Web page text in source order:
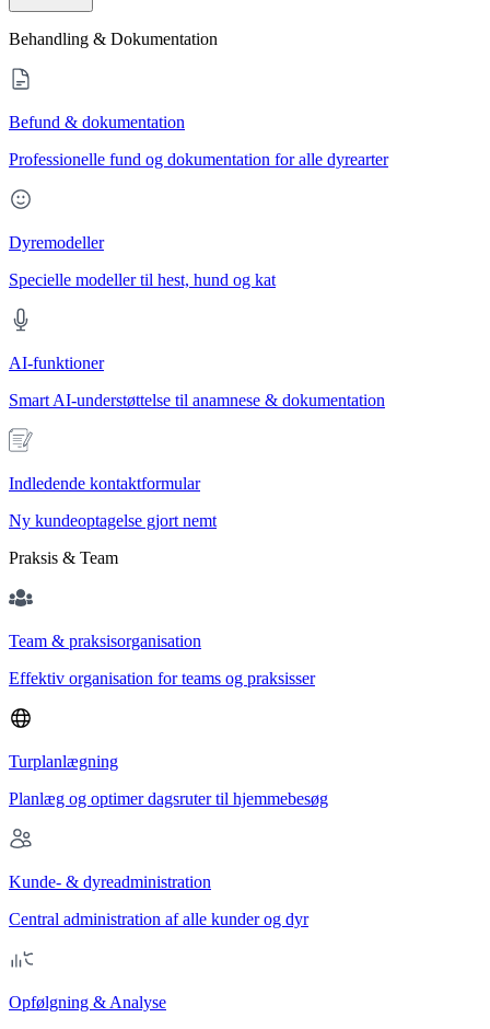
Behandling & Dokumentation
Befund & dokumentation
Professionelle fund og dokumentation for alle dyrearter
Dyremodeller
Specielle modeller til hest, hund og kat
AI-funktioner
Smart AI-understøttelse til anamnese & dokumentation
Indledende kontaktformular
Ny kundeoptagelse gjort nemt
Praksis & Team
Team & praksisorganisation
Effektiv organisation for teams og praksisser
Turplanlægning
Planlæg og optimer dagsruter til hjemmebesøg
Kunde- & dyreadministration
Central administration af alle kunder og dyr
Opfølgning & Analyse